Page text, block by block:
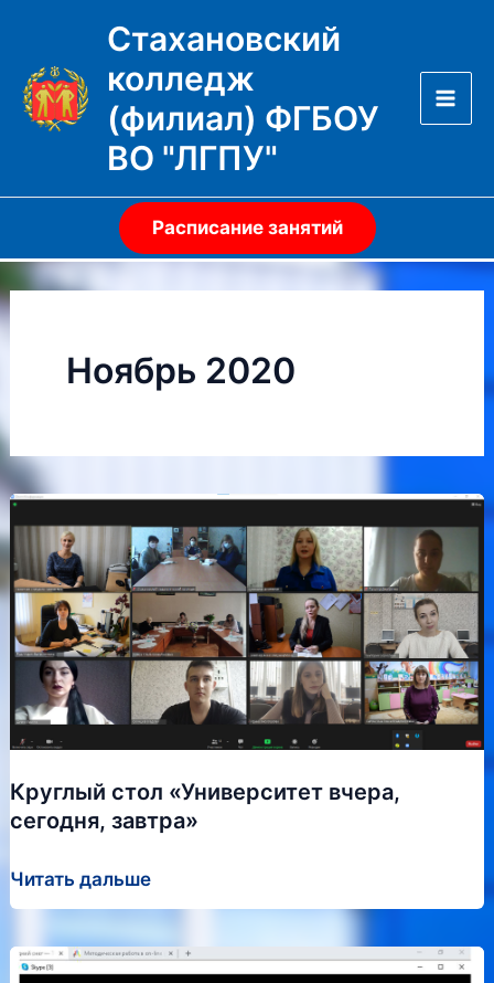
содержимому
Стахановский
колледж
(филиал) ФГБОУ
ВО "ЛГПУ"
Расписание занятий
Ноябрь 2020
Круглый стол «Университет вчера,
сегодня, завтра»
Круглый
стол
«Университет
вчера,
Читать дальше